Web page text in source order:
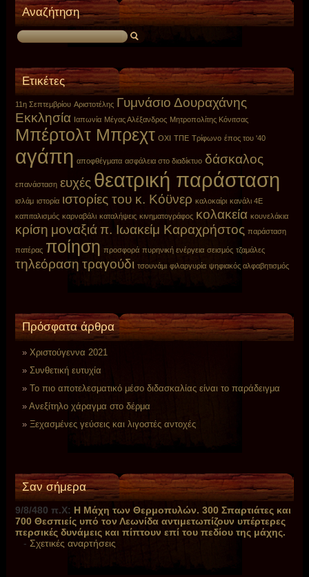
Αναζήτηση
Ετικέτες
11η Σεπτεμβρίου Αριστοτέλης Γυμνάσιο Δουραχάνης
Εκκλησία Ιαπωνία Μέγας Αλέξανδρος Μητροπολίτης Κόνιτσας
Μπέρτολτ Μπρεχτ ΟΧΙ ΤΠΕ Τρίφωνο έπος του '40
αγάπη αποφθέγματα ασφάλεια στο διαδίκτυο δάσκαλος
επανάσταση ευχές θεατρική παράσταση
ισλάμ ιστορία ιστορίες του κ. Κόϋνερ καλοκαίρι κανάλι 4E
καπιταλισμός καρναβάλι καταλήψεις κινηματογράφος κολακεία κουνελάκια
κρίση μοναξιά π. Ιωακείμ Καραχρήστος παράσταση
πατέρας ποίηση προσφορά πυρηνική ενέργεια σεισμός τζαμάλες
τηλεόραση τραγούδι τσουνάμι φιλαργυρία ψηφιακός αλφαβητισμός
Πρόσφατα άρθρα
Χριστούγεννα 2021
Συνθετική ευτυχία
Το πιο αποτελεσματικό μέσο διδασκαλίας είναι το παράδειγμα
Ανεξίτηλο χάραγμα στο δέρμα
Ξεχασμένες γεύσεις και λιγοστές αντοχές
Σαν σήμερα
9/8/480 π.Χ: Η Μάχη των Θερμοπυλών. 300 Σπαρτιάτες και
700 Θεσπιείς υπό τον Λεωνίδα αντιμετωπίζουν υπέρτερες
περσικές δυνάμεις και πίπτουν επί του πεδίου της μάχης.
- Σχετικές αναρτήσεις